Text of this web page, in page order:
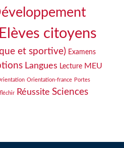
Elèves citoyens
et sportive) Examens
Langues Lecture MEU
Orientation-france Portes
Réussite Sciences